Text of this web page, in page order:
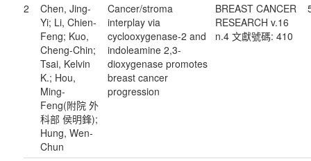
2
Chen, Jing-
Yi; Li, Chien-
Feng; Kuo,
Cheng-Chin;
Tsai, Kelvin
K.; Hou,
Ming-
Feng(附院 外
科部 侯明鋒);
Hung, Wen-
Chun
Cancer/stroma
interplay via
cyclooxygenase-2 and
indoleamine 2,3-
dioxygenase promotes
breast cancer
progression
BREAST CANCER
RESEARCH v.16
n.4 文獻號碼: 410